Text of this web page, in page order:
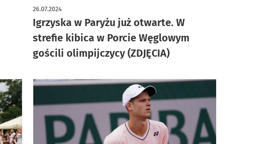
Igrzyska w Paryżu już otwarte. W
strefie kibica w Porcie Węglowym
gościli olimpijczycy (ZDJĘCIA)
26.07.2024
artykuł z galerią zdjęć